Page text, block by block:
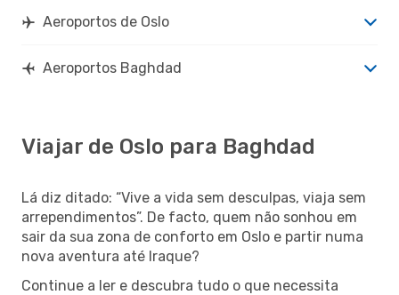
Aeroportos de Oslo
Aeroportos Baghdad
Viajar de Oslo para Baghdad
Lá diz ditado: “Vive a vida sem desculpas, viaja sem
arrependimentos”. De facto, quem não sonhou em
sair da sua zona de conforto em Oslo e partir numa
nova aventura até Iraque?
Continue a ler e descubra tudo o que necessita